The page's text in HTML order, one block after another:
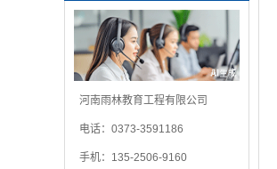
河南雨林教育工程有限公司
电话：0373-3591186
手机：135-2506-9160